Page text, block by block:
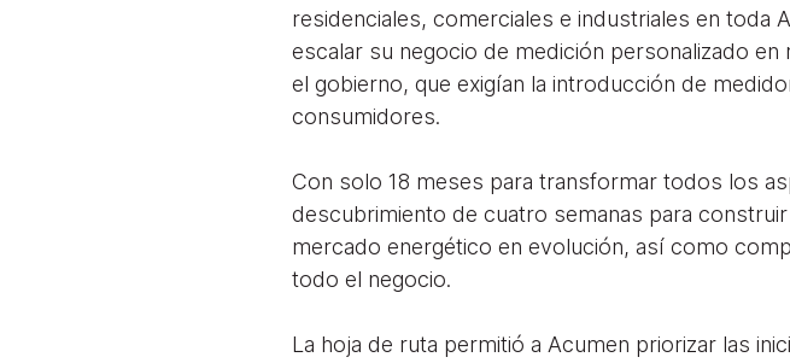
residenciales, comerciales e industriales en toda
escalar su negocio de medición personalizado
el gobierno, que exigían la introducción de
consumidores.
Con solo 18 meses para transformar todos los
descubrimiento de cuatro semanas para
mercado energético en evolución, así como
todo el negocio.
La hoja de ruta permitió a Acumen priorizar las